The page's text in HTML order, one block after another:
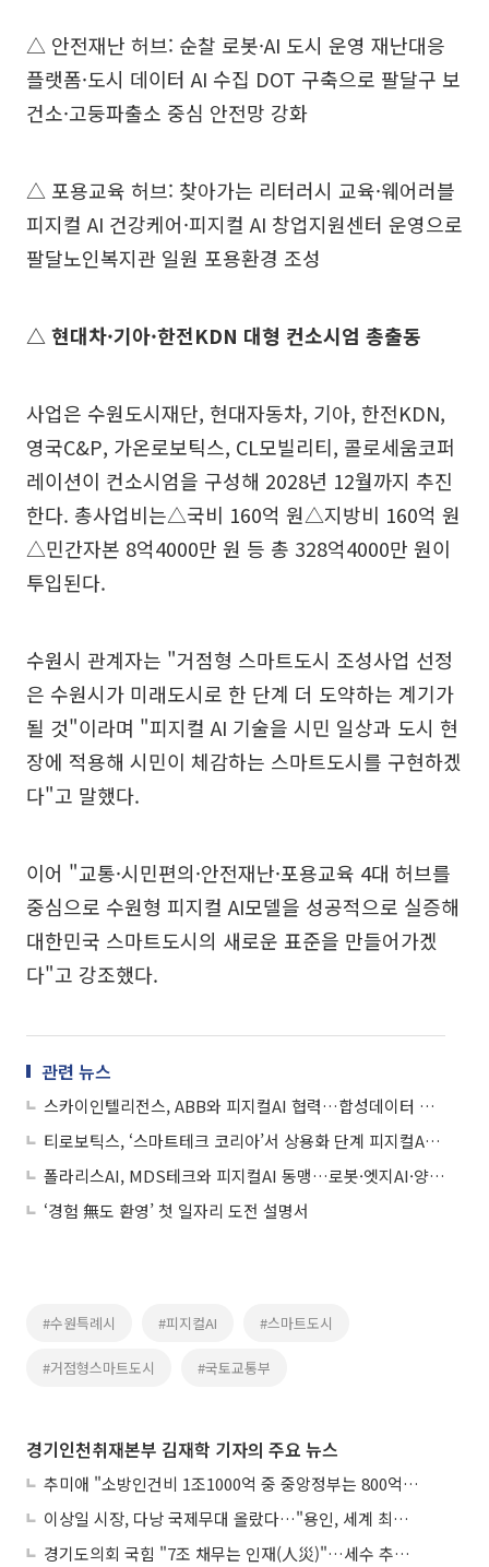
△ 안전재난 허브: 순찰 로봇·AI 도시 운영 재난대응
플랫폼·도시 데이터 AI 수집 DOT 구축으로 팔달구 보
건소·고둥파출소 중심 안전망 강화
△ 포용교육 허브: 찾아가는 리터러시 교육·웨어러블
피지컬 AI 건강케어·피지컬 AI 창업지원센터 운영으로
팔달노인복지관 일원 포용환경 조성
△ 현대차·기아·한전KDN 대형 컨소시엄 총출동
사업은 수원도시재단, 현대자동차, 기아, 한전KDN,
영국C&P, 가온로보틱스, CL모빌리티, 콜로세움코퍼
레이션이 컨소시엄을 구성해 2028년 12월까지 추진
한다. 총사업비는△국비 160억 원△지방비 160억 원
△민간자본 8억4000만 원 등 총 328억4000만 원이
투입된다.
수원시 관계자는 "거점형 스마트도시 조성사업 선정
은 수원시가 미래도시로 한 단계 더 도약하는 계기가
될 것"이라며 "피지컬 AI 기술을 시민 일상과 도시 현
장에 적용해 시민이 체감하는 스마트도시를 구현하겠
다"고 말했다.
이어 "교통·시민편의·안전재난·포용교육 4대 허브를
중심으로 수원형 피지컬 AI모델을 성공적으로 실증해
대한민국 스마트도시의 새로운 표준을 만들어가겠
다"고 강조했다.
관련 뉴스
스카이인텔리전스, ABB와 피지컬AI 협력…합성데이터 글로벌 진출 본격화
티로보틱스, ‘스마트테크 코리아’서 상용화 단계 피지컬AI 공개
폴라리스AI, MDS테크와 피지컬AI 동맹…로봇·엣지AI·양자보안 결합
‘경험 無도 환영’ 첫 일자리 도전 설명서
#수원특례시 #피지컬AI #스마트도시
#거점형스마트도시 #국토교통부
경기인천취재본부 김재학 기자의 주요 뉴스
추미애 "소방인건비 1조1000억 중 중앙정부는 800억뿐"
이상일 시장, 다낭 국제무대 올랐다…"용인, 세계 최대 반도체 도시 된다"
경기도의회 국힘 "7조 채무는 인재(人災)"…세수 추계 조작 의혹 제기